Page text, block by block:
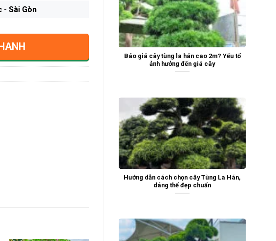
Báo giá cây tùng la hán cao 2m? Yếu tố
ảnh hưởng đến giá cây
Hướng dẫn cách chọn cây Tùng La Hán,
dáng thế đẹp chuẩn
- Sài Gòn